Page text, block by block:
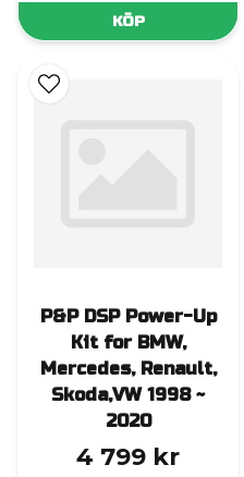
KÖP
P&P DSP Power-Up
Kit for BMW,
Mercedes, Renault,
Skoda,VW 1998 ~
2020
4 799 kr